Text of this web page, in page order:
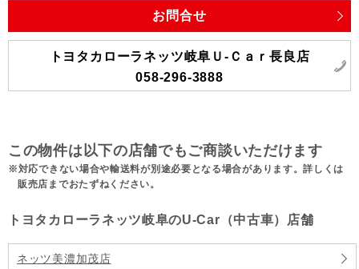
お問合せ
トヨタカローラネッツ岐阜Ｕ‐Ｃａｒ長良店
058-296-3888
この物件は以下の店舗でもご商談いただけます
対応できない場合や輸送料が別途必要となる場合があります。詳しくは
販売店までおたずねください。
トヨタカローラネッツ岐阜のU-Car（中古車）店舗
ネッツ美濃加茂店